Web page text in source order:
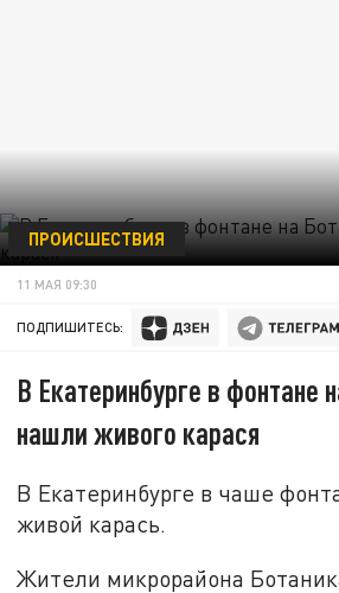
ПРОИСШЕСТВИЯ
11 МАЯ 09:30
ПОДПИШИТЕСЬ:
В Екатеринбурге в фонтане
нашли живого карася
В Екатеринбурге в чаше
живой карась.
Жители микрорайона